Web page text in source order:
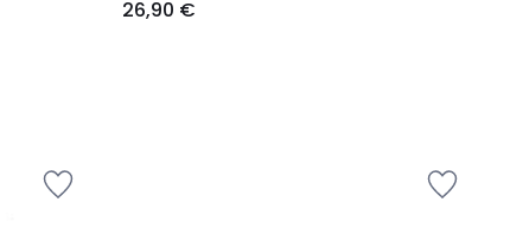
26,90 €